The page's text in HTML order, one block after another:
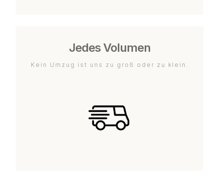
Jedes Volumen
Kein Umzug ist uns zu groß oder zu klein.